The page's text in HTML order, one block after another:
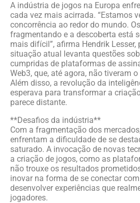
A indústria de jogos na Europa
cada vez mais acirrada. “Estamos
concorrência ao redor do mundo.
fragmentando e a descoberta está
mais difícil”, afirma Hendrik Lesser,
situação atual levanta questões
cumpridas de plataformas de
Web3, que, até agora, não tiveram
Além disso, a revolução da
esperava para transformar a
parece distante.
**Desafios da indústria**
Com a fragmentação dos
enfrentam a dificuldade de se
saturado. A invocação de novas
a criação de jogos, como as
não trouxe os resultados
inovar na forma de se conectar
desenvolver experiências que
jogadores.